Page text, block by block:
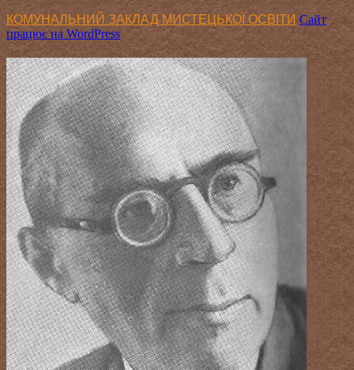
КОМУНАЛЬНИЙ ЗАКЛАД МИСТЕЦЬКОЇ ОСВІТИ Сайт
працює на WordPress